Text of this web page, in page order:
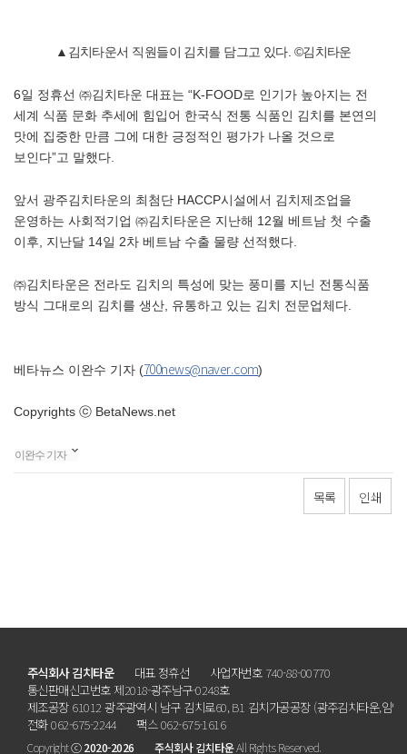
▲김치타운서 직원들이 김치를 담그고 있다. ©김치타운
6일 정휴선 ㈜김치타운 대표는 “K-FOOD로 인기가 높아지는 전
세계 식품 문화 추세에 힘입어 한국식 전통 식품인 김치를 본연의
맛에 집중한 만큼 그에 대한 긍정적인 평가가 나올 것으로
보인다”고 말했다.
앞서 광주김치타운의 최첨단 HACCP시설에서 김치제조업을
운영하는 사회적기업 ㈜김치타운은 지난해 12월 베트남 첫 수출
이후, 지난달 14일 2차 베트남 수출 물량 선적했다.
㈜김치타운은 전라도 김치의 특성에 맞는 풍미를 지닌 전통식품
방식 그대로의 김치를 생산, 유통하고 있는 김치 전문업체다.
베타뉴스 이완수 기자 (700news@naver.com)
Copyrights ⓒ BetaNews.net
이완수 기자
목록 인쇄
주식회사 김치타운 대표 정휴선
사업자번호 740-88-00770
통신판매신고번호 제2018-광주남구-0248호
제조공장 61012 광주광역시 남구 김치로60, B1 김치가공공장 (광주김치타운,임암
전화 062-675-2244
팩스 062-675-1616
Copyright ⓒ2020-2026 주식회사 김치타운All Rights Reserved.